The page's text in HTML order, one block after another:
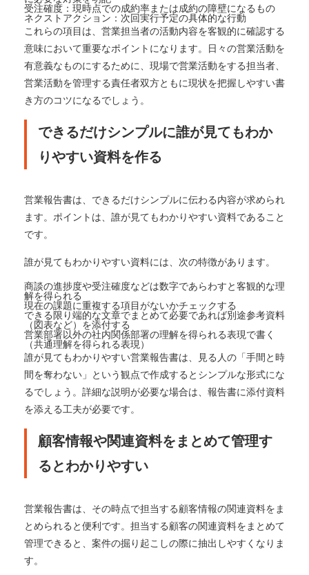
受注確度：現時点での成約率または成約の障壁になるもの
ネクストアクション：次回実行予定の具体的な行動
これらの項目は、営業担当者の活動内容を客観的に確認する
意味において重要なポイントになります。日々の営業活動を
有意義なものにするために、現場で営業活動をする担当者、
営業活動を管理する責任者双方ともに現状を把握しやすい書
き方のコツになるでしょう。
できるだけシンプルに誰が見てもわか
りやすい資料を作る
営業報告書は、できるだけシンプルに伝わる内容が求められ
ます。ポイントは、誰が見てもわかりやすい資料であること
です。
誰が見てもわかりやすい資料には、次の特徴があります。
商談の進捗度や受注確度などは数字であらわすと客観的な理
解を得られる
現在の課題に重複する項目がないかチェックする
できる限り端的な文章でまとめて必要であれば別途参考資料
（図表など）を添付する
営業部署以外の社内関係部署の理解を得られる表現で書く
（共通理解を得られる表現）
誰が見てもわかりやすい営業報告書は、見る人の「手間と時
間を奪わない」という観点で作成するとシンプルな形式にな
るでしょう。詳細な説明が必要な場合は、報告書に添付資料
を添える工夫が必要です。
顧客情報や関連資料をまとめて管理す
るとわかりやすい
営業報告書は、その時点で担当する顧客情報の関連資料をま
とめられると便利です。担当する顧客の関連資料をまとめて
管理できると、案件の掘り起こしの際に抽出しやすくなりま
す。